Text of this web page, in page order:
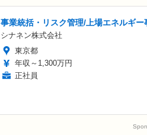
事業統括・リスク管理/上場エネルギー
シナネン株式会社
東京都
年収～1,300万円
正社員